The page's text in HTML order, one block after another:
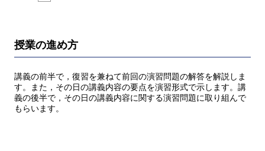
授業の進め方
講義の前半で，復習を兼ねて前回の演習問題の解答を解説しま
す。また，その日の講義内容の要点を演習形式で示します。講
義の後半で，その日の講義内容に関する演習問題に取り組んで
もらいます。